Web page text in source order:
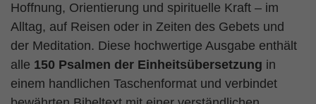
Hoffnung, Orientierung und spirituelle Kraft – im
Alltag, auf Reisen oder in Zeiten des Gebets und
der Meditation. Diese hochwertige Ausgabe enthält
alle 150 Psalmen der Einheitsübersetzung in
einem handlichen Taschenformat und verbindet